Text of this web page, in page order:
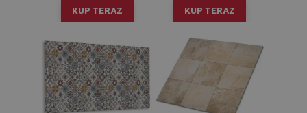
KUP TERAZ KUP TERAZ